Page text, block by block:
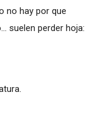
no hay por que
suelen perder hoja: